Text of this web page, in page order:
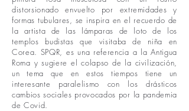
distorsionado envuelto por extremidades y
formas tubulares, se inspira en el recuerdo de
la artista de las lámparas de loto de los
templos budistas que visitaba de niña en
Corea. SPQR, es una referencia a la Antigua
Roma y sugiere el colapso de la civilización,
un tema que en estos tiempos tiene un
interesante paralelismo con los drásticos
cambios sociales provocados por la pandemia
de Covid.